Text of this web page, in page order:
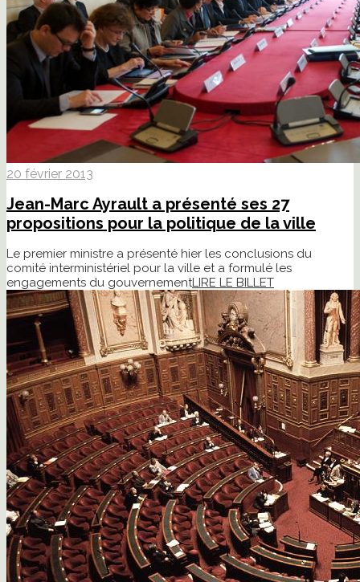
20 février 2013
Jean-Marc Ayrault a présenté ses 27
propositions pour la politique de la ville
Le premier ministre a présenté hier les conclusions du
comité interministériel pour la ville et a formulé les
engagements du gouvernementLIRE LE BILLET